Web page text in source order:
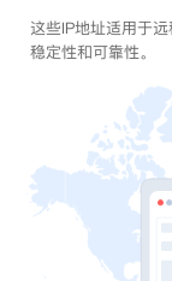
这些IP地址适用于
稳定性和可靠性。